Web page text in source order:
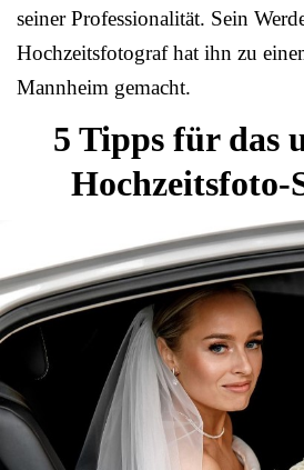
seiner Professionalität. Sein
Hochzeitsfotograf hat ihn zu
Mannheim gemacht.
5 Tipps für das
Hochzeitsfoto-